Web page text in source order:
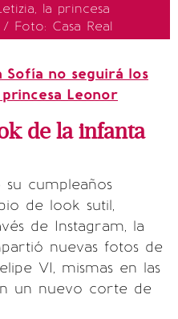
la princesa
Foto: Casa Real
Sofía no seguirá los
Leonor
de la infanta
su cumpleaños
de look sutil,
de Instagram, la
nuevas fotos de
VI, mismas en las
un nuevo corte de